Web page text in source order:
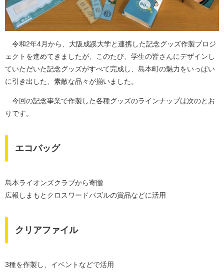
令和2年4月から、大阪成蹊大学と連携した記念グッズ作製プロジ
ェクトを進めてきましたが、このたび、学生の皆さんにデザインし
ていただいた記念グッズがすべて完成し、島本町の魅力をいっぱい
に引き出した、素敵な品々が揃いました。
今回の記念事業で作製した各種グッズのラインナップは次のとお
りです。
エコバッグ
島本ライオンズクラブから寄贈
広報しまもとクロスワードパズルの賞品などに活用
クリアファイル
3種を作製し、イベントなどで活用